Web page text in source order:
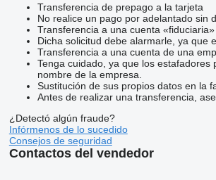
Transferencia de prepago a la tarjeta
No realice un pago por adelantado sin
Transferencia a una cuenta «fiduciaria»
Dicha solicitud debe alarmarle, ya que
Transferencia a una cuenta de una
Tenga cuidado, ya que los
nombre de la empresa.
Sustitución de sus propios datos en la
Antes de realizar una transferencia,
¿Detectó algún fraude?
Infórmenos de lo sucedido
Consejos de seguridad
Contactos del vendedor